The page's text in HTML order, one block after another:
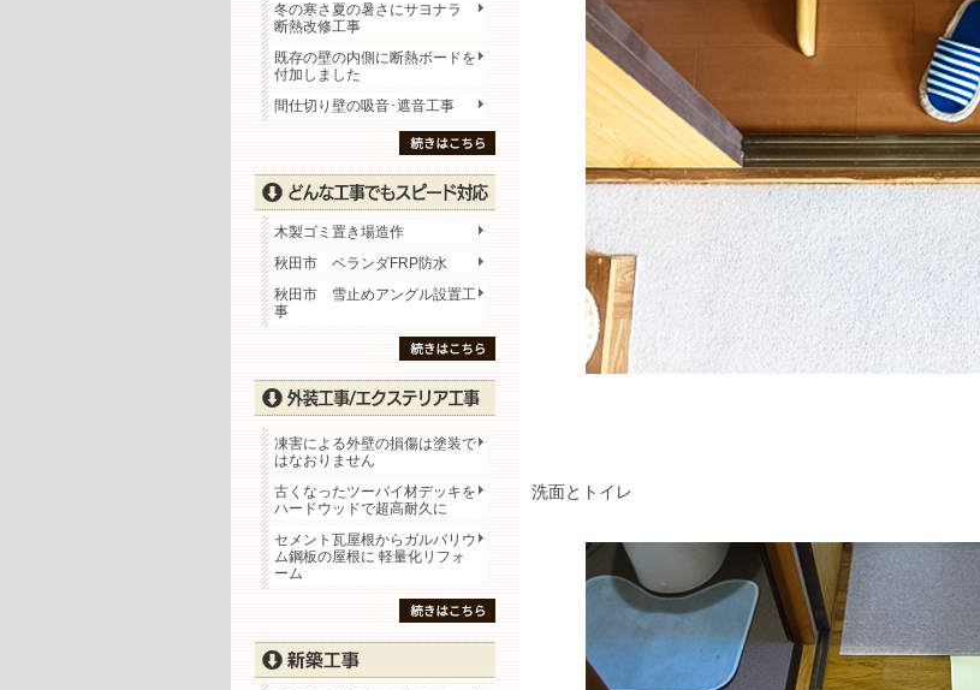
洗面とトイレ
冬の寒さ夏の暑さにサヨナラ
断熱改修工事
既存の壁の内側に断熱ボードを
付加しました
間仕切り壁の吸音･遮音工事
木製ゴミ置き場造作
秋田市 ベランダFRP防水
秋田市 雪止めアングル設置工
事
凍害による外壁の損傷は塗装で
はなおりません
古くなったツーバイ材デッキを
ハードウッドで超高耐久に
セメント瓦屋根からガルバリウ
ム鋼板の屋根に 軽量化リフォ
ーム